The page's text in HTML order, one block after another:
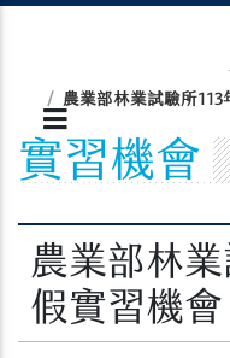
農業部林業試驗所113
實習機會
農業部林
假實習機會